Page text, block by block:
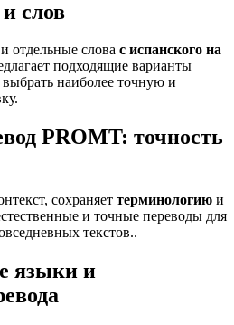
слов
отдельные слова с испанского на
подходящие варианты
наиболее точную и
PROMT: точность
сохраняет терминологию и
и точные переводы для
текстов..
языки и